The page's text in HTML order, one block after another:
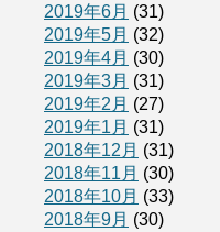
2019年6月 (31)
2019年5月 (32)
2019年4月 (30)
2019年3月 (31)
2019年2月 (27)
2019年1月 (31)
2018年12月 (31)
2018年11月 (30)
2018年10月 (33)
2018年9月 (30)